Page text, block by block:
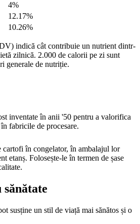
4%
12.17%
10.26%
indică cât contribuie un nutrient dintr-
zilnică. 2.000 de calorii pe zi sunt
generale de nutriție.
inventate în anii '50 pentru a valorifica
fabricile de procesare.
cartofi în congelator, în ambalajul lor
etanș. Folosește-le în termen de șase
susține un stil de viață mai sănătos și o